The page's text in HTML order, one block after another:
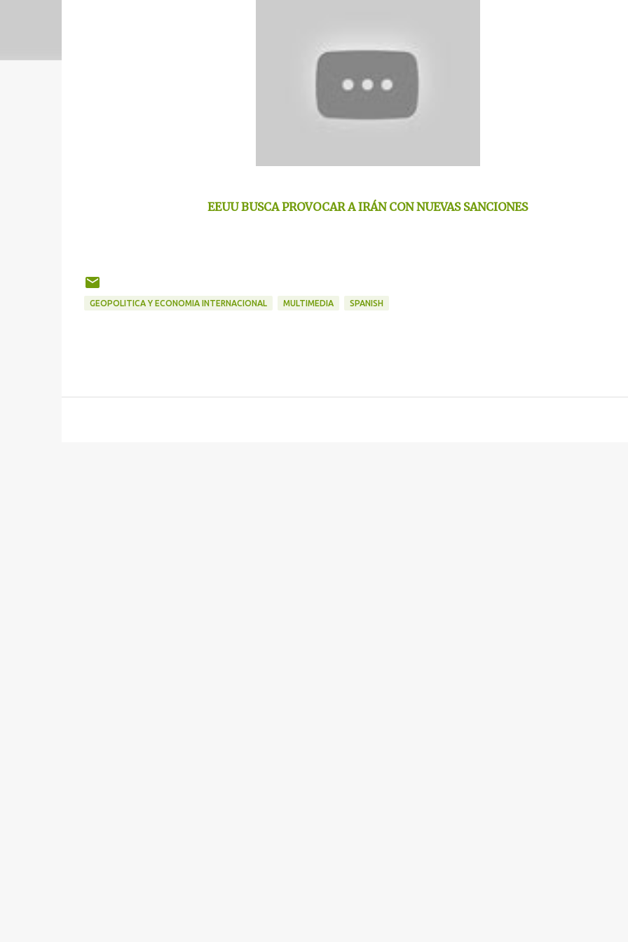
EEUU BUSCA PROVOCAR A IRÁN CON NUEVAS SANCIONES
GEOPOLITICA Y ECONOMIA INTERNACIONAL MULTIMEDIA SPANISH